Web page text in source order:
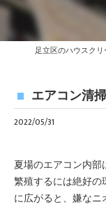
エアコン清
2022/05/31
夏場のエアコン内
繁殖するには絶好の
に広がると、嫌な